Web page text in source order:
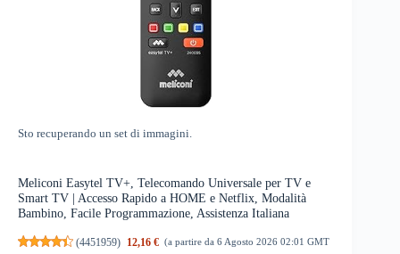
Sto recuperando un set di immagini.
Meliconi Easytel TV+, Telecomando Universale per TV e
Smart TV | Accesso Rapido a HOME e Netflix, Modalità
Bambino, Facile Programmazione, Assistenza Italiana
(4451959) 12,16 € (a partire da 6 Agosto 2026 02:01 GMT